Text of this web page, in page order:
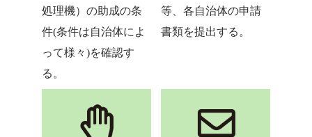
処理機）の助成の条
件(条件は自治体によ
って様々)を確認す
る。
等、各自治体の申請
書類を提出する。